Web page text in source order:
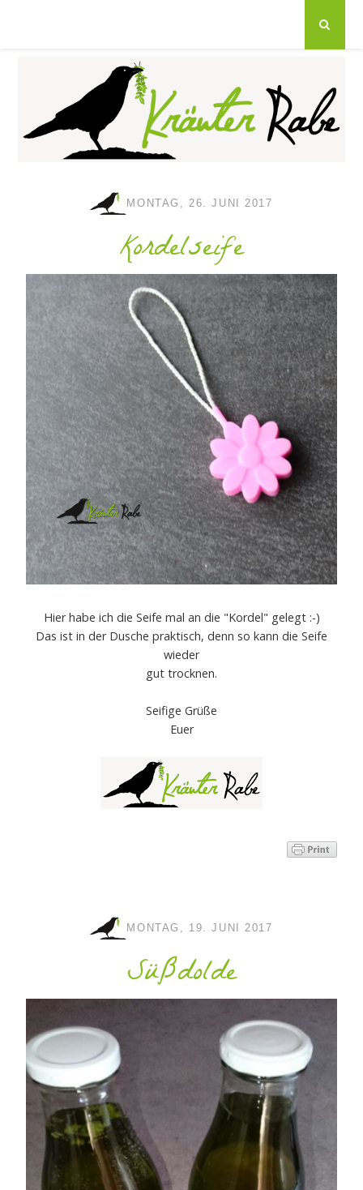
MONTAG, 26. JUNI 2017
Kordelseife
Hier habe ich die Seife mal an die "Kordel" gelegt :-)
Das ist in der Dusche praktisch, denn so kann die Seife
wieder
gut trocknen.
Seifige Grüße
Euer
MONTAG, 19. JUNI 2017
Süßdolde